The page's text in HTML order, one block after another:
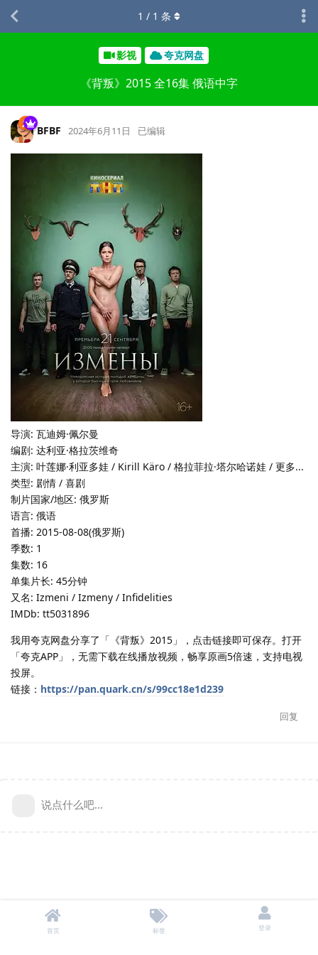
影视 夸克网盘
《背叛》2015 全16集 俄语中字
1 / 1 条
BFBF 2024年6月11日 已编辑
导演: 瓦迪姆·佩尔曼
编剧: 达利亚·格拉茨维奇
主演: 叶莲娜·利亚多娃 / Kirill Käro / 格拉菲拉·塔尔哈诺娃 / 更多...
类型: 剧情 / 喜剧
制片国家/地区: 俄罗斯
语言: 俄语
首播: 2015-08-08(俄罗斯)
季数: 1
集数: 16
单集片长: 45分钟
又名: Izmeni / Izmeny / Infidelities
IMDb: tt5031896
我用夸克网盘分享了「《背叛》2015」，点击链接即可保存。打开
「夸克APP」，无需下载在线播放视频，畅享原画5倍速，支持电视
投屏。
链接： https://pan.quark.cn/s/99cc18e1d239
回复
说点什么吧...
首页 标签 登录